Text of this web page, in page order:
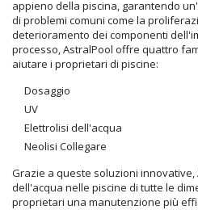
appieno della piscina, garantendo
di problemi comuni come la
deterioramento dei componenti
processo, AstralPool offre quattro
aiutare i proprietari di piscine:
Dosaggio
UV
Elettrolisi dell'acqua
Neolisi Collegare
Grazie a queste soluzioni
dell'acqua nelle piscine di tutte le
proprietari una manutenzione più